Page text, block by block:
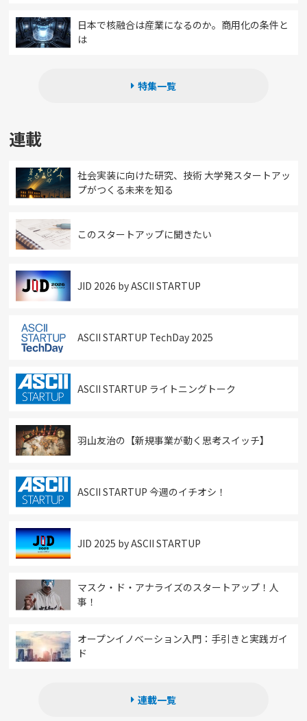
日本で核融合は産業になるのか。商用化の条件と
は
特集一覧
連載
社会実装に向けた研究、技術 大学発スタートアッ
プがつくる未来を知る
このスタートアップに聞きたい
JID 2026 by ASCII STARTUP
ASCII STARTUP TechDay 2025
ASCII STARTUP ライトニングトーク
羽山友治の【新規事業が動く思考スイッチ】
ASCII STARTUP 今週のイチオシ！
JID 2025 by ASCII STARTUP
マスク・ド・アナライズのスタートアップ！人
事！
オープンイノベーション入門：手引きと実践ガイ
ド
連載一覧